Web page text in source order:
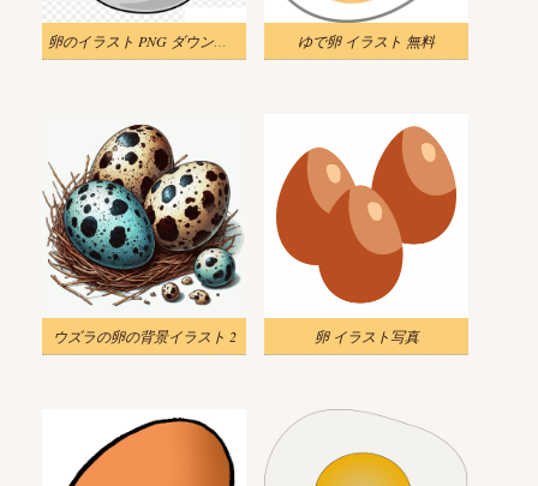
卵のイラスト PNG ダウンロード ゆで卵 イラスト 無料
ウズラの卵の背景イラスト 2 卵 イラスト写真